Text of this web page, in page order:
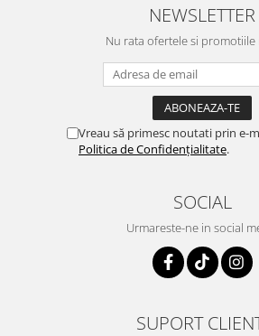
NEWSLETTER
Nu rata ofertele si
Vreau să primesc noutati prin e-
Politica de Confidențialitate.
SOCIAL
Urmareste-ne in social
SUPORT